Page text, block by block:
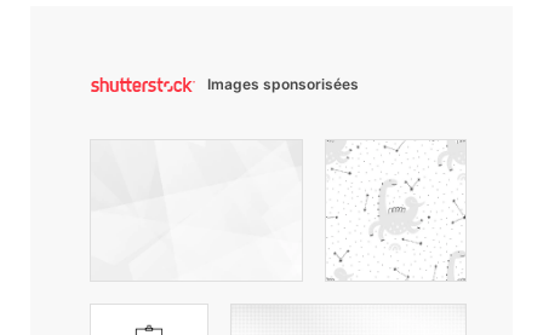
Images sponsorisées